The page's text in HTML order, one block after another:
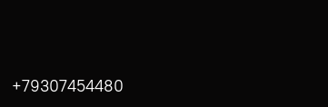
+79307454480